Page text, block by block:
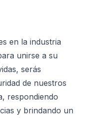
en la industria
unirse a su
serás
de nuestros
respondiendo
y brindando un